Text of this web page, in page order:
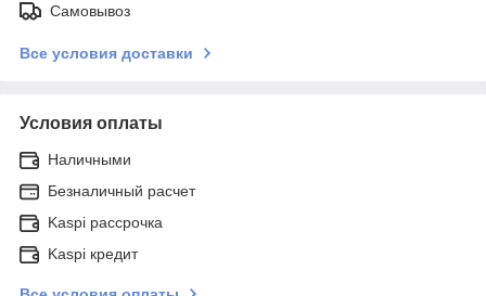
Самовывоз
Все условия доставки
Условия оплаты
Наличными
Безналичный расчет
Kaspi рассрочка
Kaspi кредит